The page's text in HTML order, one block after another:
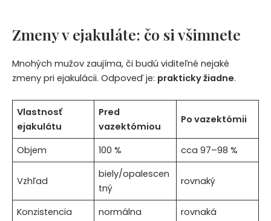
Zmeny v ejakuláte: čo si všimnete
Mnohých mužov zaujíma, či budú viditeľné nejaké
zmeny pri ejakulácii. Odpoveď je: prakticky žiadne.
Vlastnosť
ejakulátu
Pred
vazektómiou
Po vazektómii
Objem 100 % cca 97–98 %
Vzhľad
biely/opalescen
tný
rovnaký
Konzistencia normálna rovnaká